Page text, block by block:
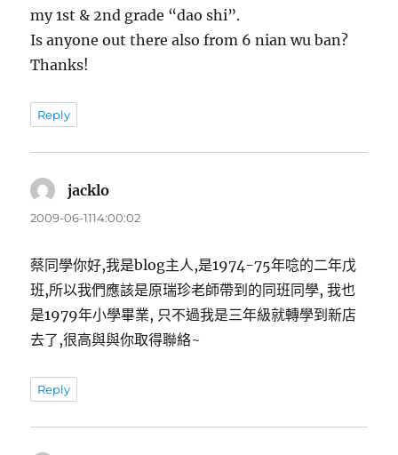
my 1st & 2nd grade “dao shi”.
Is anyone out there also from 6 nian wu ban?
Thanks!
Reply
jacklo
示:
2009-06-1114:00:02
蔡同學你好,我是blog主人,是1974-75年唸的二年戊
班,所以我們應該是原瑞珍老師帶到的同班同學, 我也
是1979年小學畢業, 只不過我是三年級就轉學到新店
去了,很高與與你取得聯絡~
Reply